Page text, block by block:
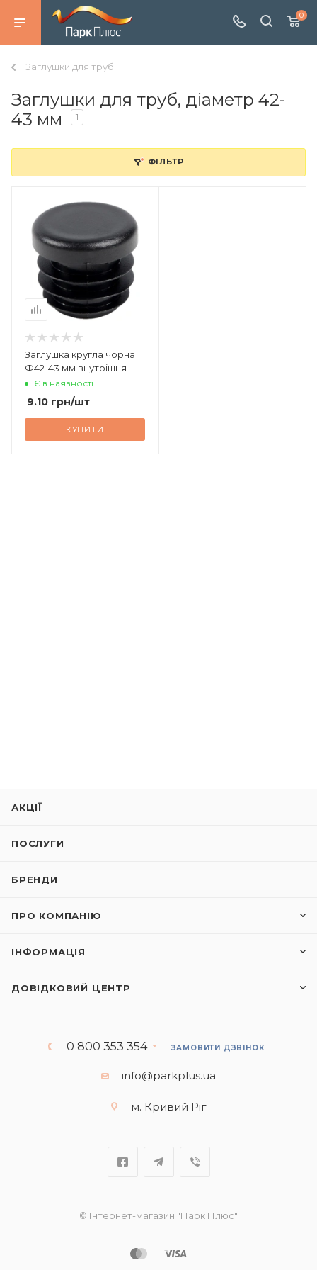
0
Заглушки для труб
Заглушки для труб, діаметр 42-
43 мм
1
ФІЛЬТР
Заглушка кругла чорна
Ф42-43 мм внутрішня
Є в наявності
9.10 грн/шт
КУПИТИ
АКЦІЇ
ПОСЛУГИ
БРЕНДИ
ПРО КОМПАНІЮ
ІНФОРМАЦІЯ
ДОВІДКОВИЙ ЦЕНТР
0 800 353 354 ЗАМОВИТИ ДЗВІНОК
info@parkplus.ua
м. Кривий Ріг
© Інтернет-магазин "Парк Плюс"